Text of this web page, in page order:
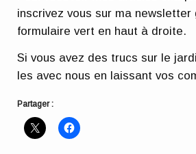
inscrivez vous sur ma newsletter
formulaire vert en haut à droite.
Si vous avez des trucs sur le
les avec nous en laissant vos
Partager :